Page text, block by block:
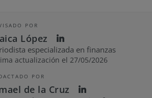
POR
López
especializada en finanzas
actualización el 27/05/2026
POR
de la Cruz